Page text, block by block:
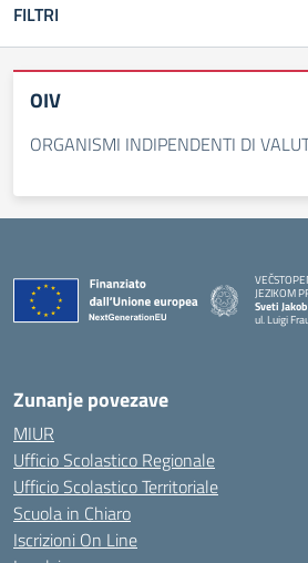
FILTRI
OIV
ORGANISMI INDIPENDENTI DI
JEZIKOM
Sveti Jakob
ul. Luigi
— Visita la
Zunanje povezave
MIUR
Ufficio Scolastico Regionale
Ufficio Scolastico Territoriale
Scuola in Chiaro
Iscrizioni On Line